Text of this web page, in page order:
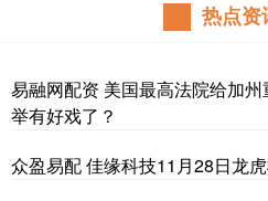
热点资
易融网配资 美国最高法院给加
举有好戏了？
众盈易配 佳缘科技11月28日龙